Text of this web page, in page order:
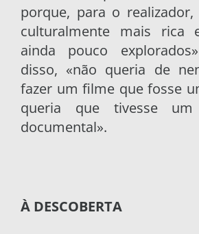
porque, para o
culturalmente mais rica
ainda pouco
disso, «não queria de
fazer um filme que fosse
queria que tivesse
documental».
À DESCOBERTA